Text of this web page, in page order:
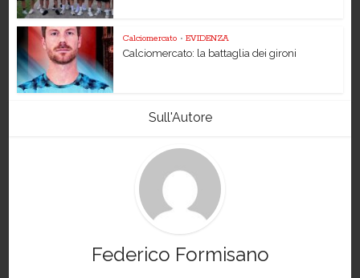
Calciomercato • EVIDENZA
Calciomercato: la battaglia dei gironi
Sull'Autore
Federico Formisano